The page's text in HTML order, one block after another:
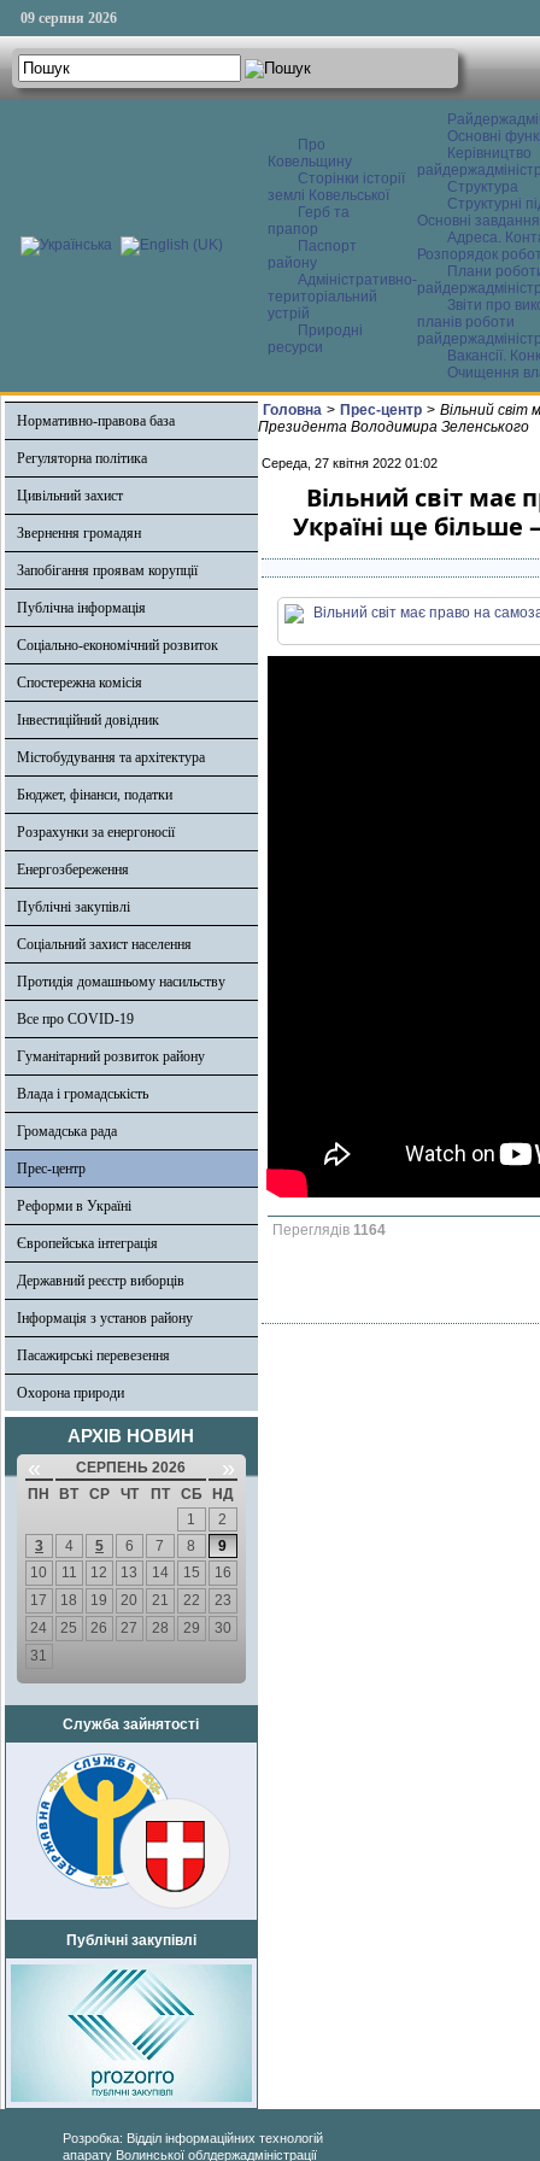
09 серпня 2026
Про
Ковельщину
Сторінки історії
землі Ковельської
Герб та
прапор
Паспорт
району
Адміністративно-
територіальний
устрій
Природні
ресурси
Основні
Керівництво
Структура
Структурні
Основні завдання
Адреса.
Розпорядок
Плани
Звіти про
планів роботи
Вакансії.
Очищення
Нормативно-правова база
Регуляторна політика
Цивільний захист
Звернення громадян
Запобігання проявам корупції
Публічна інформація
Соціально-економічний розвиток
Спостережна комісія
Інвестиційний довідник
Містобудування та архітектура
Бюджет, фінанси, податки
Розрахунки за енергоносії
Енергозбереження
Публічні закупівлі
Соціальний захист населення
Протидія домашньому насильству
Все про COVID-19
Гуманітарний розвиток району
Влада і громадськість
Громадська рада
Прес-центр
Реформи в Україні
Європейська інтеграція
Державний реєстр виборців
Інформація з установ району
Пасажирські перевезення
Охорона природи
АРХІВ НОВИН
« СЕРПЕНЬ 2026 »
ПН ВТ СР ЧТ ПТ СБ
НД
1
2
3
4 5 6 7 8
9
10
11 12 13 14 15
16
17
18 19 20 21 22
23
24
25 26 27 28 29
30
31
Служба зайнятості
Публічні закупівлі
Головна > Прес-центр > Вільний світ
Президента Володимира Зеленського
Середа, 27 квітня 2022 01:02
Вільний світ має
Україні ще
Переглядів 1164
Розробка: Відділ інформаційних технологій
апарату Волинської облдержадміністрації